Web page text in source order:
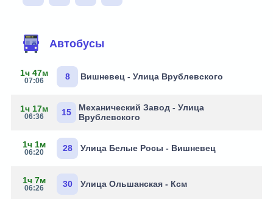
Автобусы
1ч 47м
07:06 8 Вишневец - Улица Врублевского
1ч 17м
06:36 15
Механический Завод - Улица
Врублевского
1ч 1м
06:20 28 Улица Белые Росы - Вишневец
1ч 7м
06:26 30 Улица Ольшанская - Ксм